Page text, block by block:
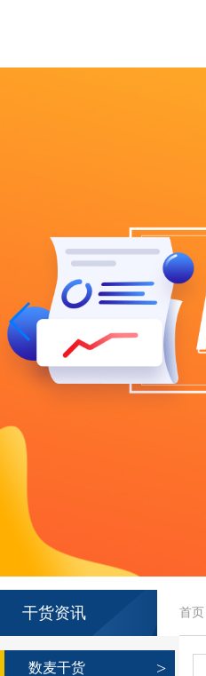
干货资讯
数麦干货
首页